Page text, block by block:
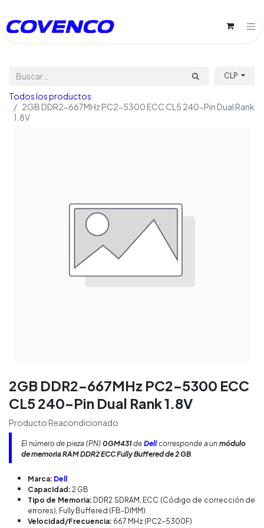
CLP
Todos los productos
2GB DDR2-667MHz PC2-5300 ECC CL5 240-Pin Dual Rank
1.8V
2GB DDR2-667MHz PC2-5300 ECC
CL5 240-Pin Dual Rank 1.8V
Producto Reacondicionado
El número de pieza (PN) 0GM431deDell corresponde a unmódulo
de memoria RAM DDR2 ECC Fully Buffered de 2 GB.
Marca: Dell
Capacidad: 2 GB
Tipo de Memoria: DDR2 SDRAM, ECC (Código de corrección de
errores), Fully Buffered (FB-DIMM)
Velocidad/Frecuencia: 667 MHz (PC2-5300F)